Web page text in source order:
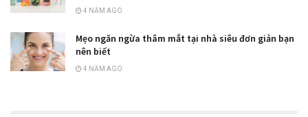
4 NĂM AGO
Mẹo ngăn ngừa thâm mắt tại nhà siêu đơn giản bạn
nên biết
4 NĂM AGO